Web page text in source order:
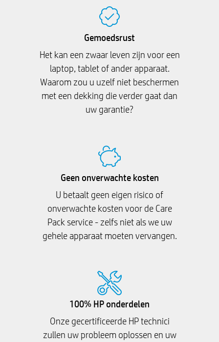
Gemoedsrust
Het kan een zwaar leven zijn voor een
laptop, tablet of ander apparaat.
Waarom zou u uzelf niet beschermen
met een dekking die verder gaat dan
uw garantie?
Geen onverwachte kosten
U betaalt geen eigen risico of
onverwachte kosten voor de Care
Pack service - zelfs niet als we uw
gehele apparaat moeten vervangen.
100% HP onderdelen
Onze gecertificeerde HP technici
zullen uw probleem oplossen en uw